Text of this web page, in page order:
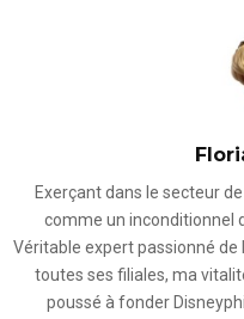
Exerçant dans le secteur
comme un inconditionnel
Véritable expert passionné de
toutes ses filiales, ma
poussé à fonder